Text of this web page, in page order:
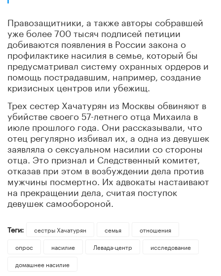
Правозащитники, а также авторы собравшей
уже более 700 тысяч подписей петиции
добиваются появления в России закона о
профилактике насилия в семье, который бы
предусматривал систему охранных ордеров и
помощь пострадавшим, например, создание
кризисных центров или убежищ.
Трех сестер Хачатурян из Москвы обвиняют в
убийстве своего 57-летнего отца Михаила в
июле прошлого года. Они рассказывали, что
отец регулярно избивал их, а одна из девушек
заявляла о сексуальном насилии со стороны
отца. Это признал и Следственный комитет,
отказав при этом в возбуждении дела против
мужчины посмертно. Их адвокаты настаивают
на прекращении дела, считая поступок
девушек самообороной.
Теги: сестры Хачатурян семья
отношения
опрос
насилие Левада-центр
исследование
домашнее насилие